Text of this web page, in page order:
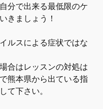
分で出来る最低限のケ
きましょう！
ルスによる症状ではな
合はレッスンの対処は
熊本県から出ている指
て下さい。